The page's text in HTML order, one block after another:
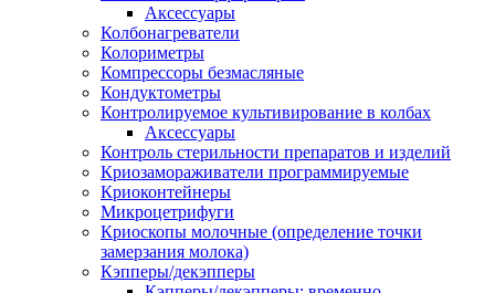
Аксессуары
Колбонагреватели
Колориметры
Компрессоры безмасляные
Кондуктометры
Контролируемое культивирование в колбах
Аксессуары
Контроль стерильности препаратов и изделий
Криозамораживатели программируемые
Криоконтейнеры
Микроцетрифуги
Криоскопы молочные (определение точки
замерзания молока)
Кэпперы/декэпперы